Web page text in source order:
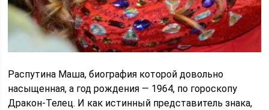
Распутина Маша, биография которой довольно
насыщенная, а год рождения — 1964, по гороскопу
Дракон-Телец. И как истинный представитель знака,